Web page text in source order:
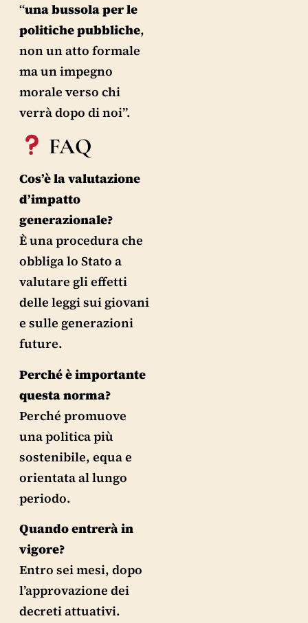
“una bussola per le
politiche pubbliche,
non un atto formale
ma un impegno
morale verso chi
verrà dopo di noi”.
FAQ
Cos’è la valutazione
d’impatto
generazionale?
È una procedura che
obbliga lo Stato a
valutare gli effetti
delle leggi sui giovani
e sulle generazioni
future.
Perché è importante
questa norma?
Perché promuove
una politica più
sostenibile, equa e
orientata al lungo
periodo.
Quando entrerà in
vigore?
Entro sei mesi, dopo
l’approvazione dei
decreti attuativi.